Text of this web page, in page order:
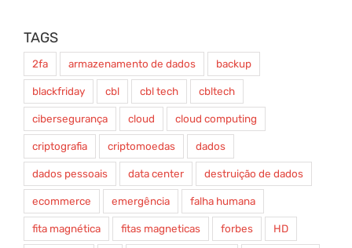
TAGS
2fa armazenamento de dados backup
blackfriday cbl cbl tech cbltech
cibersegurança cloud cloud computing
criptografia criptomoedas dados
dados pessoais data center destruição de dados
ecommerce emergência falha humana
fita magnética fitas magneticas forbes HD